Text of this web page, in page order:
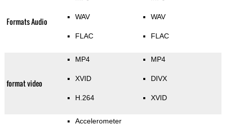
Formats Audio WAV
FLAC
WAV
FLAC
format video
MP4
XVID
H.264
MP4
DIVX
XVID
Accelerometer